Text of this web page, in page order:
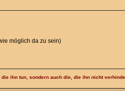
möglich da zu sein)
ihn tun, sondern auch die, die ihn nicht